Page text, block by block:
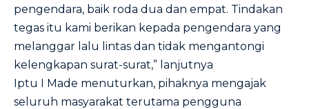
pengendara, baik roda dua dan empat. Tindakan
tegas itu kami berikan kepada pengendara yang
melanggar lalu lintas dan tidak mengantongi
kelengkapan surat-surat,” lanjutnya
Iptu I Made menuturkan, pihaknya mengajak
seluruh masyarakat terutama pengguna